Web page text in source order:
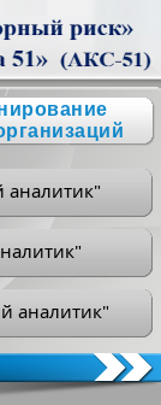
аналитик"
аналитик"